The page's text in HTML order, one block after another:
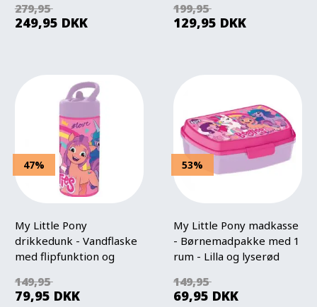
279,95
249,95 DKK
199,95
129,95 DKK
47%
My Little Pony
drikkedunk - Vandflaske
med flipfunktion og
149,95
79,95 DKK
53%
My Little Pony madkasse
- Børnemadpakke med 1
rum - Lilla og lyserød
149,95
69,95 DKK